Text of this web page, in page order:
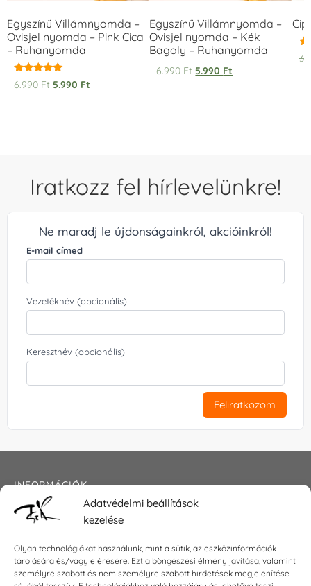
Adatvédelmi beállítások
kezelése
Olyan technológiákat használunk, mint a sütik, az eszközinformációk
tárolására és/vagy elérésére. Ezt a böngészési élmény javítása, valamint
személyre szabott és nem személyre szabott hirdetések megjelenítése
Egyszínű Villámnyomda –
Ovisjel nyomda – Pink Cica
– Ruhanyomda
Értékelés:
5.00
6.990Ft 5.990 Ft
Egyszínű Villámnyomda –
Ovisjel nyomda – Kék
Bagoly – Ruhanyomda
6.990Ft 5.990 Ft
Iratkozz fel hírlevelünkre!
Ne maradj le újdonságainkról, akcióinkról!
E-mail címed
Vezetéknév (opcionális)
Keresztnév (opcionális)
Feliratkozom
INFORMÁCIÓK
Általános szerződési feltételek
Impresszum